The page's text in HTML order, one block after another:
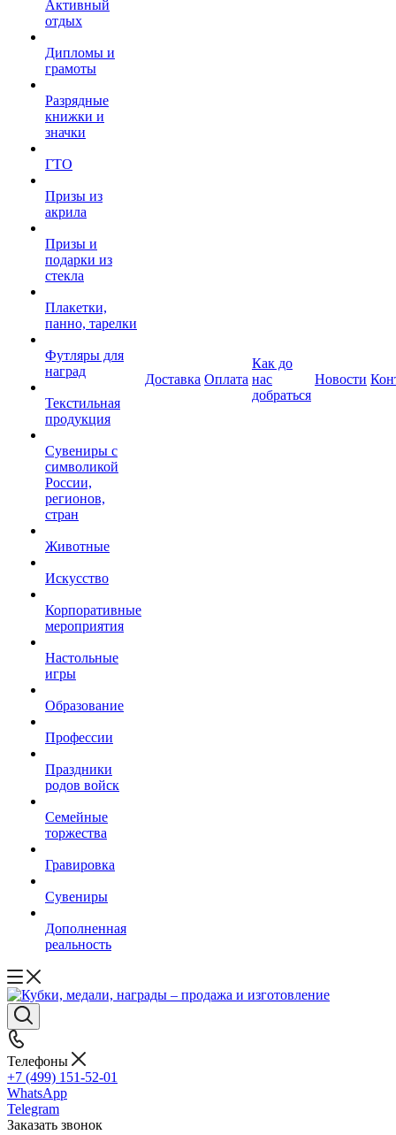
Активный
отдых
Дипломы и
грамоты
Разрядные
книжки и
значки
ГТО
Призы из
акрила
Призы и
подарки из
стекла
Плакетки,
панно, тарелки
Футляры для
наград
Текстильная
продукция
Сувениры с
символикой
России,
регионов,
стран
Животные
Искусство
Корпоративные
мероприятия
Настольные
игры
Образование
Профессии
Праздники
родов войск
Семейные
торжества
Гравировка
Сувениры
Дополненная
реальность
Доставка Оплата
Как до
нас
добраться
Новости
Телефоны
+7 (499) 151-52-01
WhatsApp
Telegram
Заказать звонок